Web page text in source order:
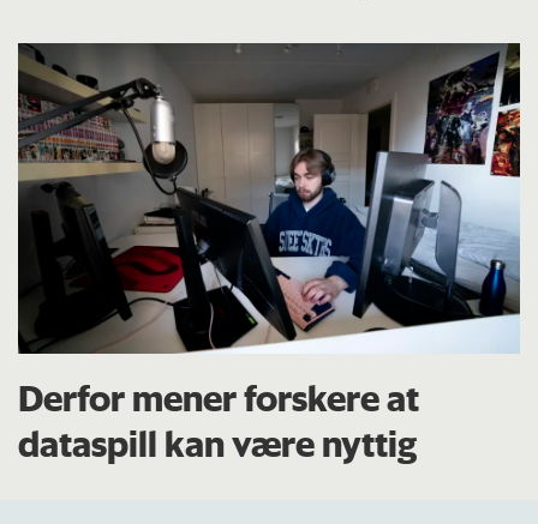
Derfor mener forskere at
dataspill kan være nyttig